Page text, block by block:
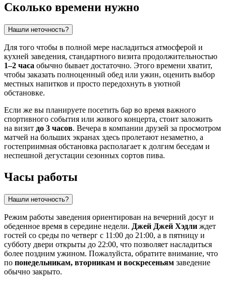
Сколько времени нужно
Нашли неточность?
Для того чтобы в полной мере насладиться атмосферой и
кухней заведения, стандартного визита продолжительностью
1–2 часа обычно бывает достаточно. Этого времени хватит,
чтобы заказать полноценный обед или ужин, оценить выбор
местных напитков и просто передохнуть в уютной
обстановке.
Если же вы планируете посетить бар во время важного
спортивного события или живого концерта, стоит заложить
на визит до 3 часов. Вечера в компании друзей за просмотром
матчей на больших экранах здесь пролетают незаметно, а
гостеприимная обстановка располагает к долгим беседам и
неспешной дегустации сезонных сортов пива.
Часы работы
Нашли неточность?
Режим работы заведения ориентирован на вечерний досуг и
обеденное время в середине недели. Джей Джей Хэдли ждет
гостей со среды по четверг с 11:00 до 21:00, а в пятницу и
субботу двери открыты до 22:00, что позволяет насладиться
более поздним ужином. Пожалуйста, обратите внимание, что
по понедельникам, вторникам и воскресеньям заведение
обычно закрыто.